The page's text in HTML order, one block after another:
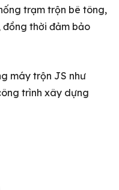
trạm trộn bê tông,
thời đảm bảo
máy trộn JS như
trình xây dựng